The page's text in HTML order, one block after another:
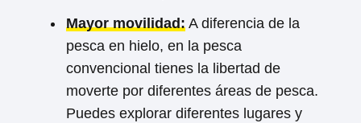
Mayor movilidad: A diferencia de la
pesca en hielo, en la pesca
convencional tienes la libertad de
moverte por diferentes áreas de pesca.
Puedes explorar diferentes lugares y